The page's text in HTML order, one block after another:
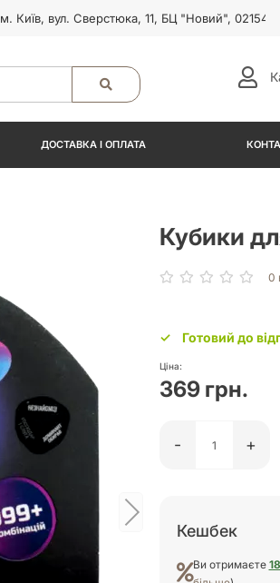
м. Київ, вул. Сверстюка, 11, БЦ "Новий", 02154
ДОСТАВКА І ОПЛАТА
Кубики
0
Готовий до
Ціна:
369 грн.
- +
Кешбек
Ви отримаєте